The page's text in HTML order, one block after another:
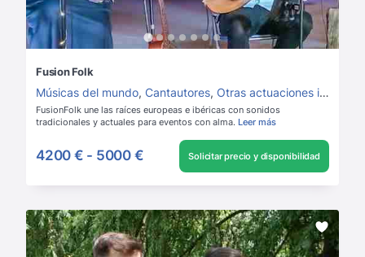
Fusion Folk
Músicas del mundo, Cantautores, Otras actuaciones instrumentales
FusionFolk une las raíces europeas e ibéricas con sonidos
tradicionales y actuales para eventos con alma. Leer más
4200 € - 5000 € Solicitar precio y disponibilidad